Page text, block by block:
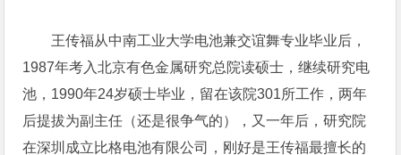
王传福从中南工业大学电池兼交谊舞专业毕业后，
1987年考入北京有色金属研究总院读硕士，继续研究电
池，1990年24岁硕士毕业，留在该院301所工作，两年
后提拔为副主任（还是很争气的），又一年后，研究院
在深圳成立比格电池有限公司，刚好是王传福最擅长的